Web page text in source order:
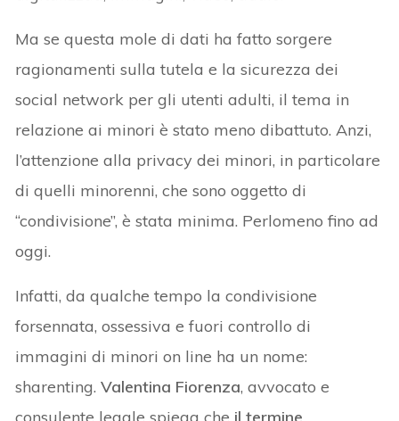
Ma se questa mole di dati ha fatto sorgere
ragionamenti sulla tutela e la sicurezza dei
social network per gli utenti adulti, il tema in
relazione ai minori è stato meno dibattuto. Anzi,
l’attenzione alla privacy dei minori, in particolare
di quelli minorenni, che sono oggetto di
“condivisione”, è stata minima. Perlomeno fino ad
oggi.
Infatti, da qualche tempo la condivisione
forsennata, ossessiva e fuori controllo di
immagini di minori on line ha un nome:
sharenting.Valentina Fiorenza, avvocato e
consulente legale spiega che il termine